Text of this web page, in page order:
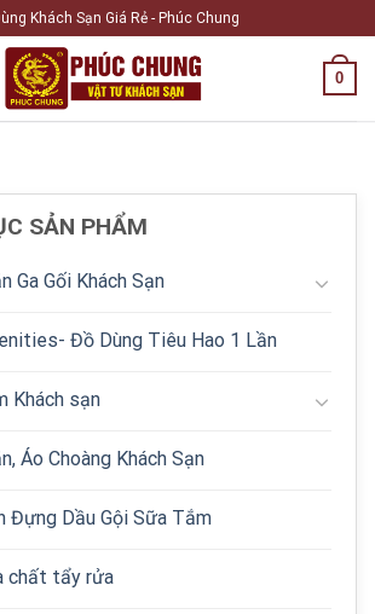
Khách Sạn Giá Rẻ - Phúc Chung
0
SẢN PHẨM
Ga Gối Khách Sạn
Đồ Dùng Tiêu Hao 1 Lần
Khách sạn
Áo Choàng Khách Sạn
Đựng Dầu Gội Sữa Tắm
chất tẩy rửa